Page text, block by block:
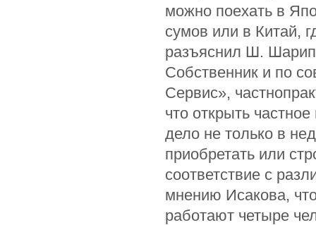
можно поехать в
сумов или в Китай,
разъяснил Ш.
Собственник и по
Сервис»,
что открыть
дело не только в
приобретать или
соответствие с
мнению Исакова,
работают четыре